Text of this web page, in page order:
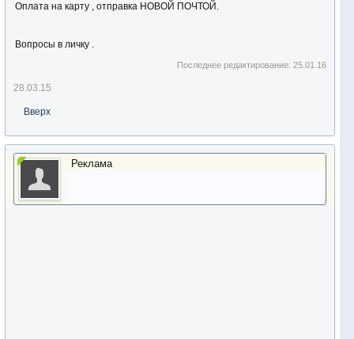
Оплата на карту , отправка НОВОЙ ПОЧТОЙ.
Вопросы в личку .
Последнее редактирование:25.01.16
28.03.15
Вверх
Реклама